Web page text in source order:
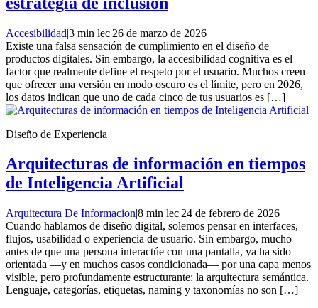
Accesibilidad|3 min lec|26 de marzo de 2026
Existe una falsa sensación de cumplimiento en el diseño de
productos digitales. Sin embargo, la accesibilidad cognitiva es el
factor que realmente define el respeto por el usuario. Muchos creen
que ofrecer una versión en modo oscuro es el límite, pero en 2026,
los datos indican que uno de cada cinco de tus usuarios es […]
Diseño de Experiencia
Arquitecturas de información en tiempos
de Inteligencia Artificial
Arquitectura De Informacion|8 min lec|24 de febrero de 2026
Cuando hablamos de diseño digital, solemos pensar en interfaces,
flujos, usabilidad o experiencia de usuario. Sin embargo, mucho
antes de que una persona interactúe con una pantalla, ya ha sido
orientada —y en muchos casos condicionada— por una capa menos
visible, pero profundamente estructurante: la arquitectura semántica.
Lenguaje, categorías, etiquetas, naming y taxonomías no son […]